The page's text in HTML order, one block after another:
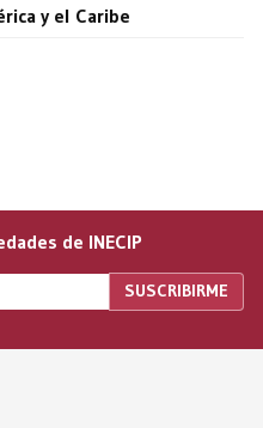
y el Caribe
de INECIP